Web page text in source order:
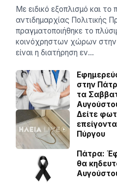
Με ειδικό εξοπλισμό και το
αντιδημαρχίας Πολιτικής
πραγματοποιήθηκε το
κοινόχρηστων χώρων
είναι η διατήρηση εν…
στην
τα
Δείτε
Πύργου
Πάτρα:
θα